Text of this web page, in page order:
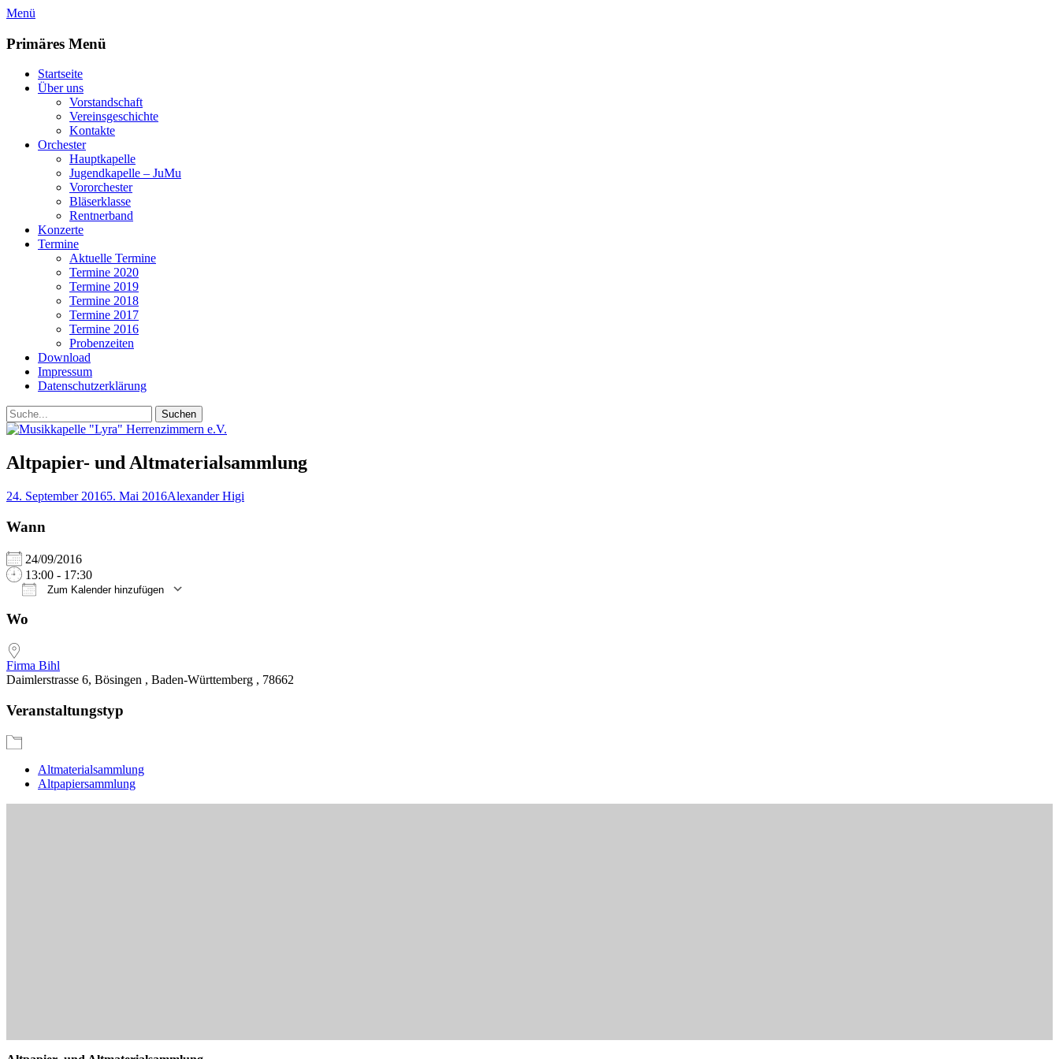
Zum
springen
Menü
Primäres Menü
Startseite
Über uns
Vorstandschaft
Vereinsgeschichte
Kontakte
Orchester
Hauptkapelle
Jugendkapelle – JuMu
Vororchester
Bläserklasse
Rentnerband
Konzerte
Termine
Aktuelle Termine
Termine 2020
Termine 2019
Termine 2018
Termine 2017
Termine 2016
Probenzeiten
Download
Impressum
Datenschutzerklärung
Suchen
Suchen
nach:
Altpapier- und Altmaterialsammlung
Posted
24. September 20165. Mai 2016Autor
Alexander Higi
Wann
24/09/2016
13:00 - 17:30
Zum Kalender hinzufügen
Wo
Firma Bihl
Daimlerstrasse 6, Bösingen , Baden-Württemberg , 78662
Veranstaltungstyp
Altmaterialsammlung
Altpapiersammlung